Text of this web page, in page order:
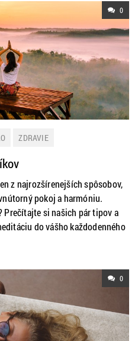
0
ZDRAVIE
z najrozšírenejších spôsobov,
pokoj a harmóniu.
Prečítajte si našich pár tipov a
do vášho každodenného
0